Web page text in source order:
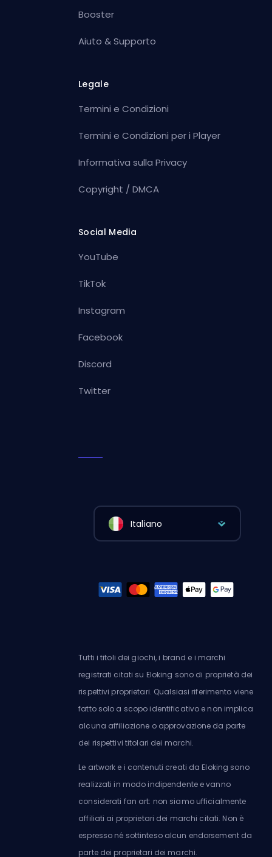
Booster
Aiuto & Supporto
Legale
Termini e Condizioni
Termini e Condizioni per i Player
Informativa sulla Privacy
Copyright / DMCA
Social Media
YouTube
TikTok
Instagram
Facebook
Discord
Twitter
Italiano
Tutti i titoli dei giochi, i brand e i marchi
registrati citati su Eloking sono di proprietà dei
rispettivi proprietari. Qualsiasi riferimento viene
fatto solo a scopo identificativo e non implica
alcuna affiliazione o approvazione da parte
dei rispettivi titolari dei marchi.
Le artwork e i contenuti creati da Eloking sono
realizzati in modo indipendente e vanno
considerati fan art: non siamo ufficialmente
affiliati ai proprietari dei marchi citati. Non è
espresso né sottinteso alcun endorsement da
parte dei proprietari dei marchi.